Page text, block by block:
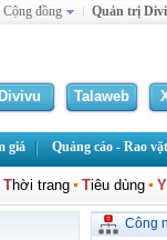
Cộng đồng Quản trị
Divivu Talaweb
giá Quảng cáo - Rao vặt
Thời trang Tiêu dùng Y
Công
Cơ khí
Thiết bị
MEN VI
Thiết bị